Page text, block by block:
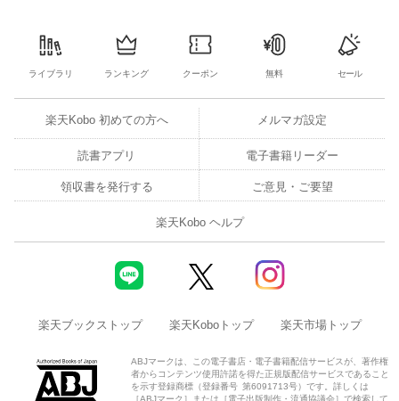
●おカネの本音！VOL.22渋澤 健さん
「道徳と利益は両立するいまこそ見習いたい渋沢栄一の儲け方」
●10倍株を探せ！IPO株研究所2024年3月編
「日本株への追い風が波及！IPO株の取引も活発に」
●マンガどこから来てどこへ行くのか日本国
ライブラリ ランキング クーポン 無料 セール
楽天Kobo 初めての方へ メルマガ設定
読書アプリ 電子書籍リーダー
領収書を発行する ご意見・ご要望
楽天Kobo ヘルプ
楽天ブックストップ 楽天Koboトップ 楽天市場トップ
ABJマークは、この電子書店・電子書籍配信サービスが、著作権
者からコンテンツ使用許諾を得た正規版配信サービスであること
を示す登録商標（登録番号 第6091713号）です。詳しくは